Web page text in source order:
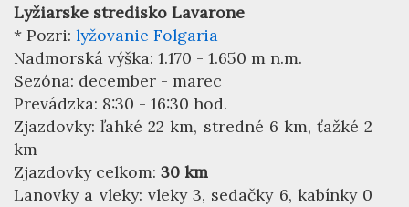
Lyžiarske stredisko Lavarone
* Pozri: lyžovanie Folgaria
Nadmorská výška: 1.170 - 1.650 m n.m.
Sezóna: december - marec
Prevádzka: 8:30 - 16:30 hod.
Zjazdovky: ľahké 22 km, stredné 6 km, ťažké 2
km
Zjazdovky celkom: 30 km
Lanovky a vleky: vleky 3, sedačky 6, kabínky 0